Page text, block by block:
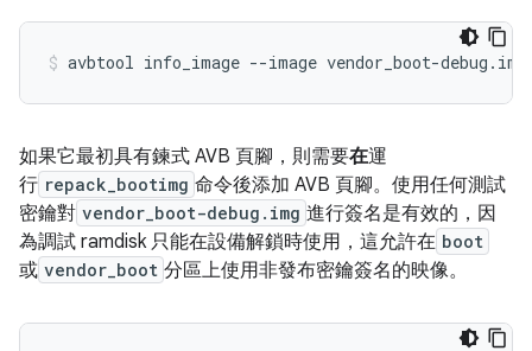
avbtool info_image --image vendor_boot-debug . img
如果它最初具有鍊式 AVB 頁腳，則需要在運
行 repack_bootimg 命令後添加 AVB 頁腳。使用任何測試
密鑰對 vendor_boot-debug.img 進行簽名是有效的，因
為調試 ramdisk 只能在設備解鎖時使用，這允許在 boot
或 vendor_boot 分區上使用非發布密鑰簽名的映像。